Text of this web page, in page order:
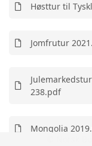
Høsttur til
Jomfrutur
238.pdf
Mongolia